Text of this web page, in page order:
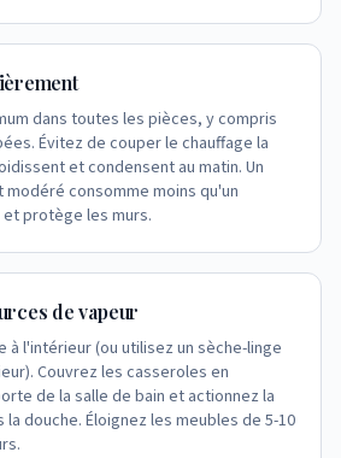
dans toutes les pièces, y compris
Évitez de couper le chauffage la
et condensent au matin. Un
consomme moins qu'un
protège les murs.
de vapeur
à l'intérieur (ou utilisez un sèche-linge
Couvrez les casseroles en
de la salle de bain et actionnez la
la douche. Éloignez les meubles de 5-10